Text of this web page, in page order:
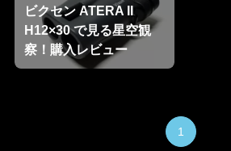
ビクセン ATERA II
H12×30 で見る星空観
察！購入レビュー
1